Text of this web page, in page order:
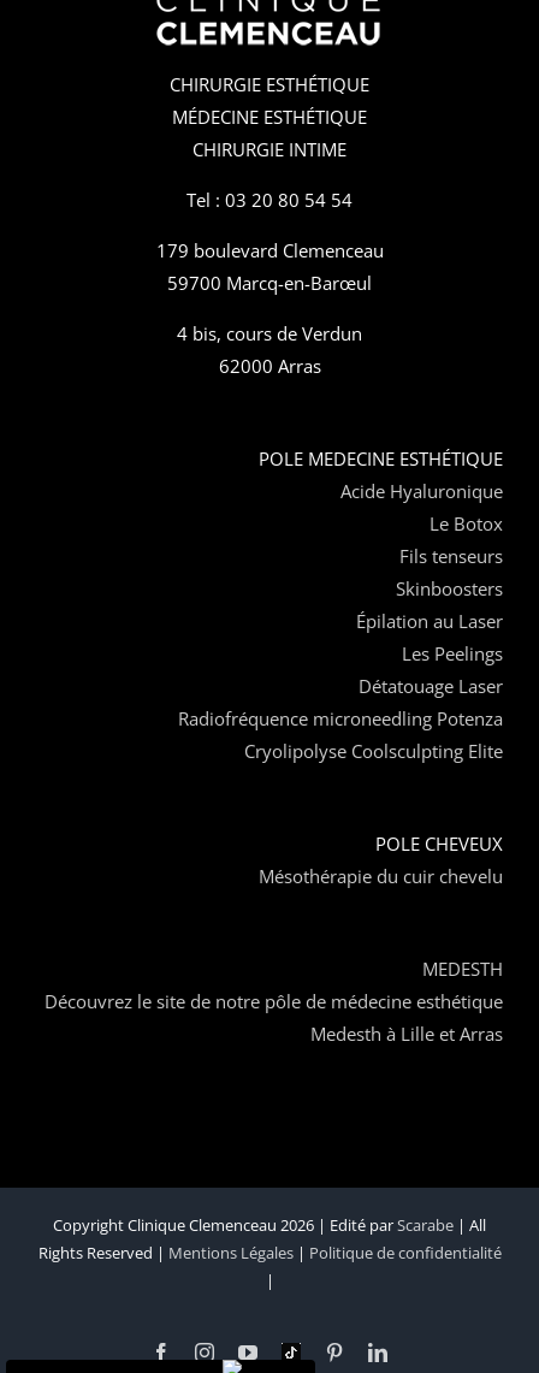
CHIRURGIE ESTHÉTIQUE
MÉDECINE ESTHÉTIQUE
CHIRURGIE INTIME
Tel : 03 20 80 54 54
179 boulevard Clemenceau
59700 Marcq-en-Barœul
4 bis, cours de Verdun
62000 Arras
POLE MEDECINE ESTHÉTIQUE
Acide Hyaluronique
Le Botox
Fils tenseurs
Skinboosters
Épilation au Laser
Les Peelings
Détatouage Laser
Radiofréquence microneedling Potenza
Cryolipolyse Coolsculpting Elite
POLE CHEVEUX
Mésothérapie du cuir chevelu
MEDESTH
Découvrez le site de notre pôle de médecine esthétique
Medesth à Lille et Arras
Copyright Clinique Clemenceau 2026 | Edité parScarabe | All
Rights Reserved | Mentions Légales| Politique de confidentialité
|
FacebookInstagramYouTube
Tik
PinterestLinkedIn